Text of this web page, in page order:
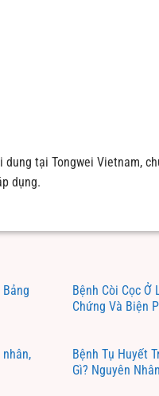
tại Tongwei Vietnam,
dụng.
Bệnh Còi Cọc Ở
Chứng Và Biện
Bệnh Tụ Huyết
Gì? Nguyên Nhân